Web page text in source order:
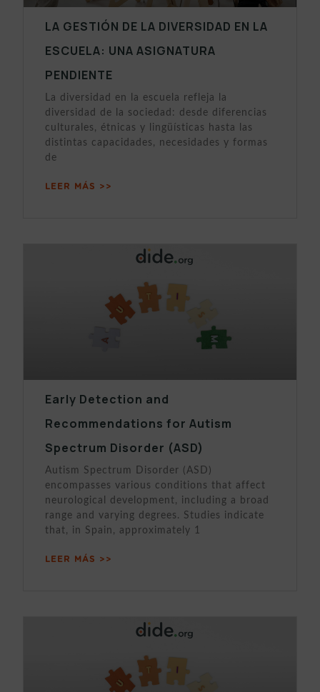
LA GESTIÓN DE LA DIVERSIDAD EN LA
ESCUELA: UNA ASIGNATURA
PENDIENTE
La diversidad en la escuela refleja la
diversidad de la sociedad: desde diferencias
culturales, étnicas y lingüísticas hasta las
distintas capacidades, necesidades y formas
de
LEER MÁS >>
Early Detection and
Recommendations for Autism
Spectrum Disorder (ASD)
Autism Spectrum Disorder (ASD)
encompasses various conditions that affect
neurological development, including a broad
range and varying degrees. Studies indicate
that, in Spain, approximately 1
LEER MÁS >>